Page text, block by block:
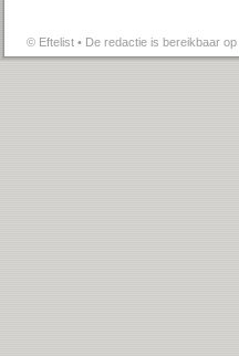
© Eftelist • De redactie is bereikbaar op